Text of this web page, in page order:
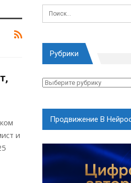
и
Рубрики
Рубрики
Продвижение В